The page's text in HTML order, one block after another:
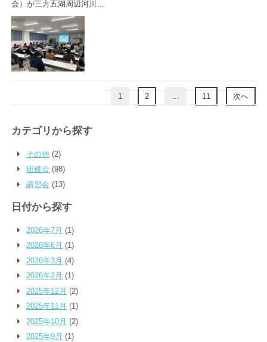
会）が三方五湖周辺河川…
1 2 11 次へ
カテゴリから探す
その他 (2)
研修会 (98)
講習会 (13)
日付から探す
2026年7月 (1)
2026年6月 (1)
2026年3月 (4)
2026年2月 (1)
2025年12月 (2)
2025年11月 (1)
2025年10月 (2)
2025年9月 (1)